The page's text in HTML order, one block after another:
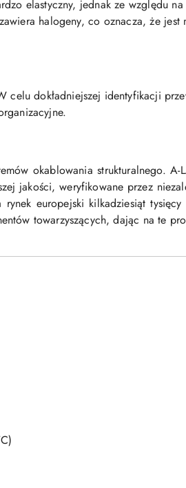
elastyczny, jednak ze względu
halogeny, co oznacza, że jest
celu dokładniejszej identyfikacji
okablowania strukturalnego. A-
jakości, weryfikowane przez
europejski kilkadziesiąt
towarzyszących, dając na te